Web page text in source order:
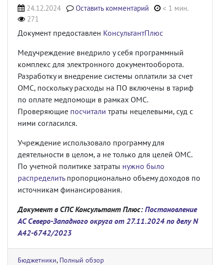
24.12.2024 Оставить комментарий
< 1 мин.
271
Документ предоставлен КонсультантПлюс
Медучреждение внедрило у себя программный
комплекс для электронного документооборота.
Разработку и внедрение системы оплатили за счет
ОМС, поскольку расходы на ПО включены в тариф
по оплате медпомощи в рамках ОМС.
Проверяющие посчитали траты нецелевыми, суд с
ними согласился.
Учреждение использовало программу для
деятельности в целом, а не только для целей ОМС.
По учетной политике затраты нужно было
распределитьпропорционально объему доходов по
источникам финансирования.
Документ в СПС Консультант Плюс: Постановление
АС Северо-Западного округа от 27.11.2024 по делу N
А42-6742/2023
Бюджетники, Полный обзор